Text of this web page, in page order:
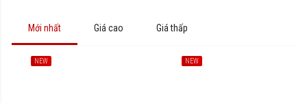
Mới nhất Giá cao Giá thấp
NEW NEW